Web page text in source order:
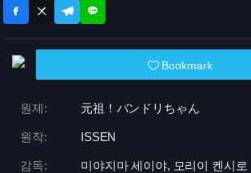
Bookmark
원제: 元祖！バンドリちゃん
원작: ISSEN
감독: 미야지마 세이야, 모리이 켄시로